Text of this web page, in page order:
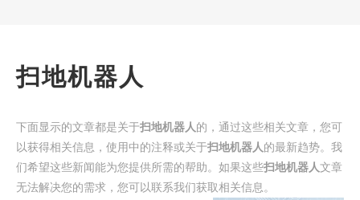
扫地机器人
下面显示的文章都是关于扫地机器人的，通过这些相关文章，您可
以获得相关信息，使用中的注释或关于扫地机器人的最新趋势。我
们希望这些新闻能为您提供所需的帮助。如果这些扫地机器人文章
无法解决您的需求，您可以联系我们获取相关信息。